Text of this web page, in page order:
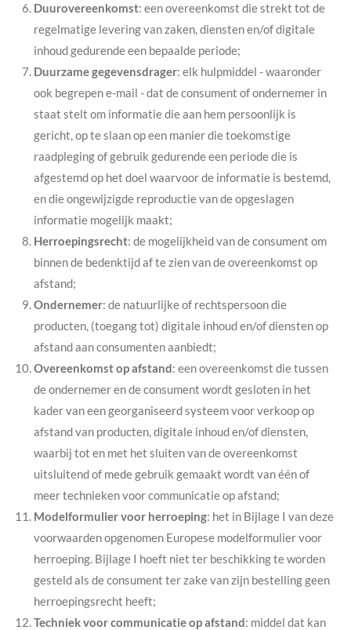
Duurovereenkomst: een overeenkomst die strekt tot de
regelmatige levering van zaken, diensten en/of digitale
inhoud gedurende een bepaalde periode;
Duurzame gegevensdrager: elk hulpmiddel - waaronder
ook begrepen e-mail - dat de consument of ondernemer in
staat stelt om informatie die aan hem persoonlijk is
gericht, op te slaan op een manier die toekomstige
raadpleging of gebruik gedurende een periode die is
afgestemd op het doel waarvoor de informatie is bestemd,
en die ongewijzigde reproductie van de opgeslagen
informatie mogelijk maakt;
Herroepingsrecht: de mogelijkheid van de consument om
binnen de bedenktijd af te zien van de overeenkomst op
afstand;
Ondernemer: de natuurlijke of rechtspersoon die
producten, (toegang tot) digitale inhoud en/of diensten op
afstand aan consumenten aanbiedt;
Overeenkomst op afstand: een overeenkomst die tussen
de ondernemer en de consument wordt gesloten in het
kader van een georganiseerd systeem voor verkoop op
afstand van producten, digitale inhoud en/of diensten,
waarbij tot en met het sluiten van de overeenkomst
uitsluitend of mede gebruik gemaakt wordt van één of
meer technieken voor communicatie op afstand;
Modelformulier voor herroeping: het in Bijlage I van deze
voorwaarden opgenomen Europese modelformulier voor
herroeping. Bijlage I hoeft niet ter beschikking te worden
gesteld als de consument ter zake van zijn bestelling geen
herroepingsrecht heeft;
Techniek voor communicatie op afstand: middel dat kan